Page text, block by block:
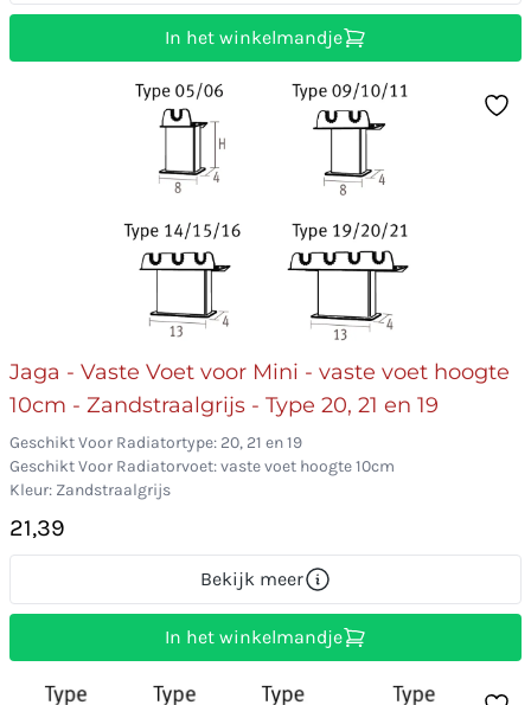
In het winkelmandje
Jaga - Vaste Voet voor Mini - vaste voet hoogte
10cm - Zandstraalgrijs - Type 20, 21 en 19
Geschikt Voor Radiatortype: 20, 21 en 19
Geschikt Voor Radiatorvoet: vaste voet hoogte 10cm
Kleur: Zandstraalgrijs
21,39
Bekijk meer
In het winkelmandje